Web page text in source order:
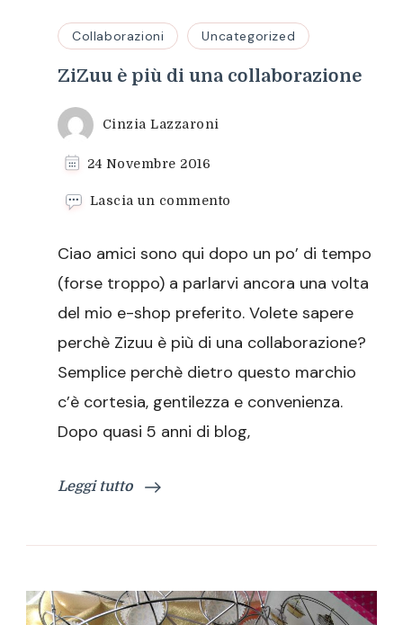
Collaborazioni Uncategorized
ZiZuu è più di una collaborazione
Cinzia Lazzaroni
24 Novembre 2016
Lascia un commento
più
di
collaborazione
Ciao amici sono qui dopo un po’ di tempo
(forse troppo) a parlarvi ancora una volta
del mio e-shop preferito. Volete sapere
perchè Zizuu è più di una collaborazione?
Semplice perchè dietro questo marchio
c’è cortesia, gentilezza e convenienza.
Dopo quasi 5 anni di blog,
Leggi tutto